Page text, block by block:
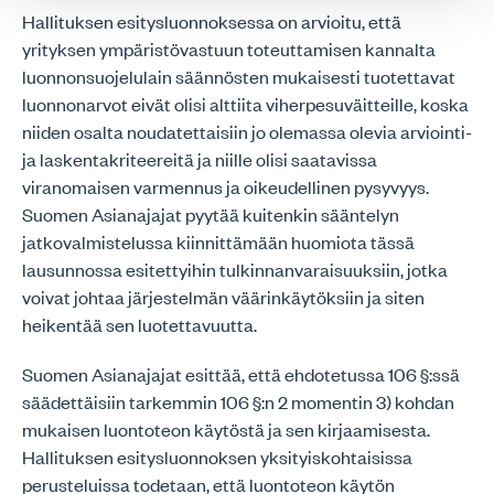
Hallituksen esitysluonnoksessa on arvioitu, että
yrityksen ympäristövastuun toteuttamisen kannalta
luonnonsuojelulain säännösten mukaisesti tuotettavat
luonnonarvot eivät olisi alttiita viherpesuväitteille, koska
niiden osalta noudatettaisiin jo olemassa olevia arviointi-
ja laskentakriteereitä ja niille olisi saatavissa
viranomaisen varmennus ja oikeudellinen pysyvyys.
Suomen Asianajajat pyytää kuitenkin sääntelyn
jatkovalmistelussa kiinnittämään huomiota tässä
lausunnossa esitettyihin tulkinnanvaraisuuksiin, jotka
voivat johtaa järjestelmän väärinkäytöksiin ja siten
heikentää sen luotettavuutta.
Suomen Asianajajat esittää, että ehdotetussa 106 §:ssä
säädettäisiin tarkemmin 106 §:n 2 momentin 3) kohdan
mukaisen luontoteon käytöstä ja sen kirjaamisesta.
Hallituksen esitysluonnoksen yksityiskohtaisissa
perusteluissa todetaan, että luontoteon käytön